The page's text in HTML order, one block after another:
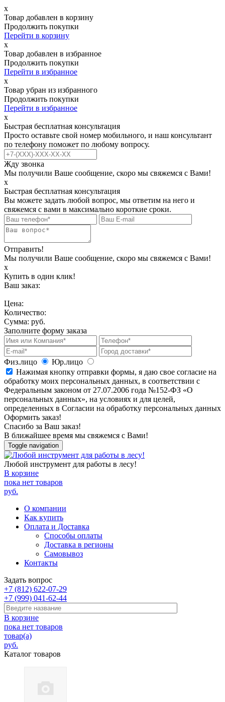
х
Товар добавлен в корзину
Продолжить покупки
Перейти в корзину
х
Товар добавлен в избранное
Продолжить покупки
Перейти в избранное
х
Товар убран из избранного
Продолжить покупки
Перейти в избранное
х
Быстрая бесплатная консультация
Просто оставьте свой номер мобильного, и наш консультант
по телефону поможет по любому вопросу.
Жду звонка
Мы получили Ваше сообщение, скоро мы свяжемся с Вами!
х
Быстрая бесплатная консультация
Вы можете задать любой вопрос, мы ответим на него и
свяжемся с вами в максимально короткие сроки.
Отправить!
Мы получили Ваше сообщение, скоро мы свяжемся с Вами!
х
Купить в один клик!
Ваш заказ:
Цена:
Количество:
Сумма: руб.
Заполните форму заказа
Физ.лицо
Юр.лицо
Нажимая кнопку отправки формы, я даю свое согласие на
обработку моих персональных данных, в соответствии с
Федеральным законом от 27.07.2006 года №152-ФЗ «О
персональных данных», на условиях и для целей,
определенных в Согласии на обработку персональных данных
Оформить заказ!
Спасибо за Ваш заказ!
В ближайшее время мы свяжемся с Вами!
Toggle navigation
Любой инструмент для работы в лесу!
В корзине
пока нет товаров
руб.
О компании
Как купить
Оплата и Доставка
Способы оплаты
Доставка в регионы
Самовывоз
Контакты
Задать вопрос
+7 (812) 622-07-29
+7 (999) 041-62-44
В корзине
пока нет товаров
товар(а)
руб.
Каталог товаров